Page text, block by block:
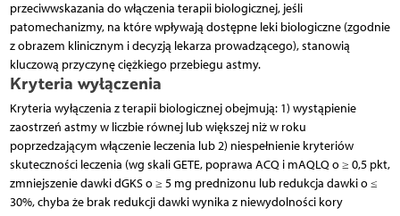
przeciwwskazania do włączenia terapii biologicznej, jeśli
patomechanizmy, na które wpływają dostępne leki biologiczne (zgodnie
z obrazem klinicznym i decyzją lekarza prowadzącego), stanowią
kluczową przyczynę ciężkiego przebiegu astmy.
Kryteria wyłączenia
Kryteria wyłączenia z terapii biologicznej obejmują: 1) wystąpienie
zaostrzeń astmy w liczbie równej lub większej niż w roku
poprzedzającym włączenie leczenia lub 2) niespełnienie kryteriów
skuteczności leczenia (wg skali GETE, poprawa ACQ i mAQLQ o ≥ 0,5 pkt,
zmniejszenie dawki dGKS o ≥ 5 mg prednizonu lub redukcja dawki o ≤
30%, chyba że brak redukcji dawki wynika z niewydolności kory